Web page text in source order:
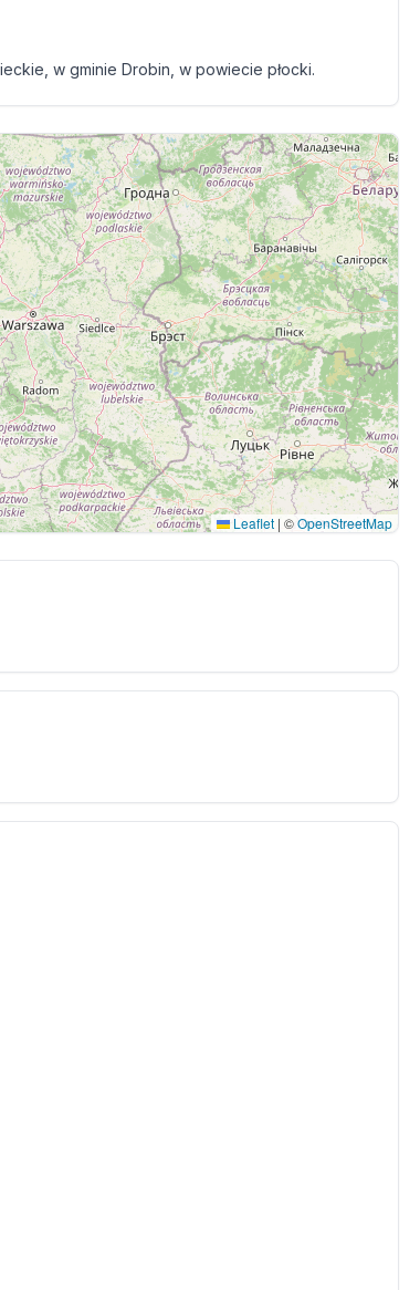
w gminie Drobin, w powiecie płocki.
Leaflet | ©OpenStreetMap